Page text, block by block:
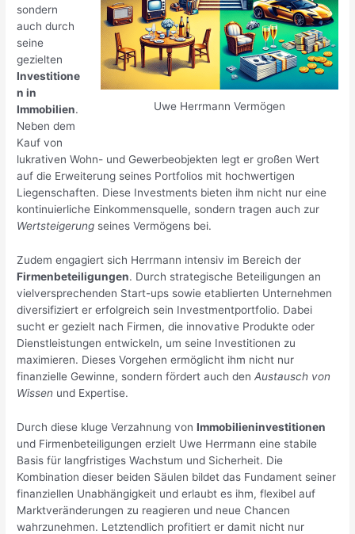
Uwe Herrmann Vermögen
sondern
auch durch
seine
gezielten
Investitione
n in
Immobilien.
Neben dem
Kauf von
lukrativen Wohn- und Gewerbeobjekten legt er großen Wert
auf die Erweiterung seines Portfolios mit hochwertigen
Liegenschaften. Diese Investments bieten ihm nicht nur eine
kontinuierliche Einkommensquelle, sondern tragen auch zur
Wertsteigerung seines Vermögens bei.
Zudem engagiert sich Herrmann intensiv im Bereich der
Firmenbeteiligungen. Durch strategische Beteiligungen an
vielversprechenden Start-ups sowie etablierten Unternehmen
diversifiziert er erfolgreich sein Investmentportfolio. Dabei
sucht er gezielt nach Firmen, die innovative Produkte oder
Dienstleistungen entwickeln, um seine Investitionen zu
maximieren. Dieses Vorgehen ermöglicht ihm nicht nur
finanzielle Gewinne, sondern fördert auch denAustausch von
Wissen und Expertise.
Durch diese kluge Verzahnung vonImmobilieninvestitionen
und Firmenbeteiligungen erzielt Uwe Herrmann eine stabile
Basis für langfristiges Wachstum und Sicherheit. Die
Kombination dieser beiden Säulen bildet das Fundament seiner
finanziellen Unabhängigkeit und erlaubt es ihm, flexibel auf
Marktveränderungen zu reagieren und neue Chancen
wahrzunehmen. Letztendlich profitiert er damit nicht nur